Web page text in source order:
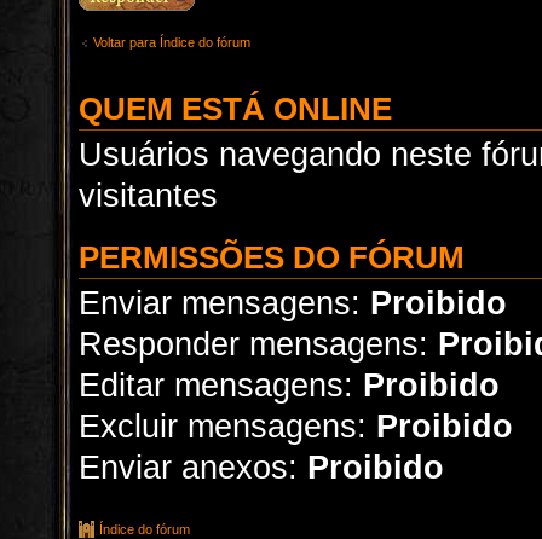
Voltar para Índice do fórum
QUEM ESTÁ ONLINE
Usuários navegando neste
visitantes
PERMISSÕES DO FÓRUM
Enviar mensagens: Proibido
Responder mensagens:
Editar mensagens: Proibido
Excluir mensagens: Proibido
Enviar anexos: Proibido
Índice do fórum